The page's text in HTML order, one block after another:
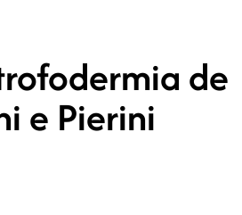
de
e Pierini